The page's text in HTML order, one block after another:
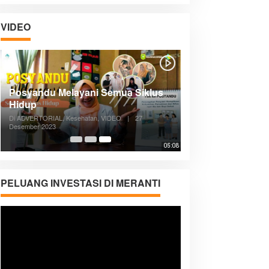
VIDEO
05:08
Posyandu Melayani Semua Siklus
Hidup
Di ADVERTORIAL, Kesehatan, VIDEO |
27
Desember 2023
PELUANG INVESTASI DI MERANTI